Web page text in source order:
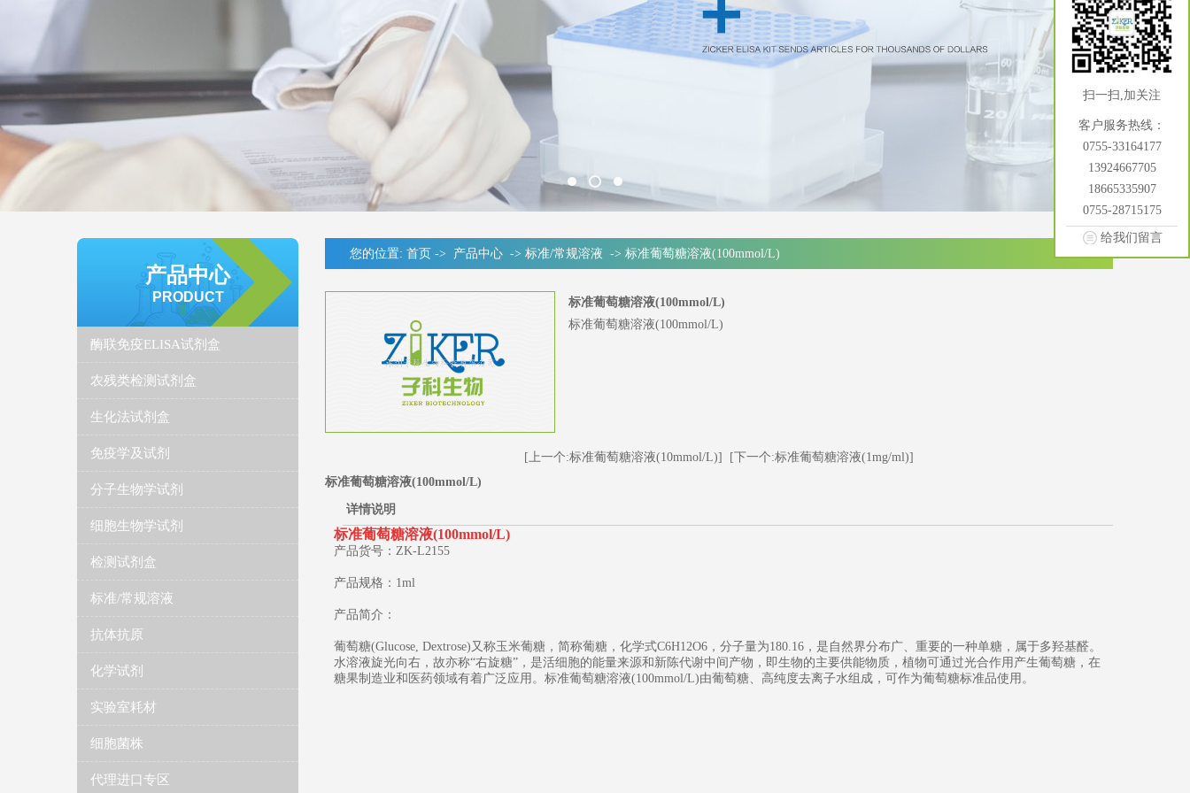
产品中心
PRODUCT
酶联免疫ELISA试剂盒
农残类检测试剂盒
生化法试剂盒
免疫学及试剂
分子生物学试剂
细胞生物学试剂
检测试剂盒
标准/常规溶液
抗体抗原
化学试剂
实验室耗材
细胞菌株
代理进口专区
您的位置: 首页 -> 产品中心 -> 标准/常规溶液 -> 标准葡萄糖溶液(100mmol/L)
标准葡萄糖溶液(100mmol/L)
标准葡萄糖溶液(100mmol/L)
[上一个:标准葡萄糖溶液(10mmol/L)]
[下一个:标准葡萄糖溶液(1mg/ml)]
标准葡萄糖溶液(100mmol/L)
详情说明
​标准葡萄糖溶液(100mmol/L)
产品货号：ZK-L2155
产品规格：1ml
产品简介：
葡萄糖(Glucose, Dextrose)又称玉米葡糖，简称葡糖，化学式C6H12O6，分子量为180.16，是自然界分布广、重要的一种单糖，属于多羟基醛。
水溶液旋光向右，故亦称“右旋糖”，是活细胞的能量来源和新陈代谢中间产物，即生物的主要供能物质，植物可通过光合作用产生葡萄糖，在
糖果制造业和医药领域有着广泛应用。标准葡萄糖溶液(100mmol/L)由葡萄糖、高纯度去离子水组成，可作为葡萄糖标准品使用。
扫一扫,加关注
客户服务热线：
0755-33164177
13924667705
18665335907
0755-28715175
给我们留言